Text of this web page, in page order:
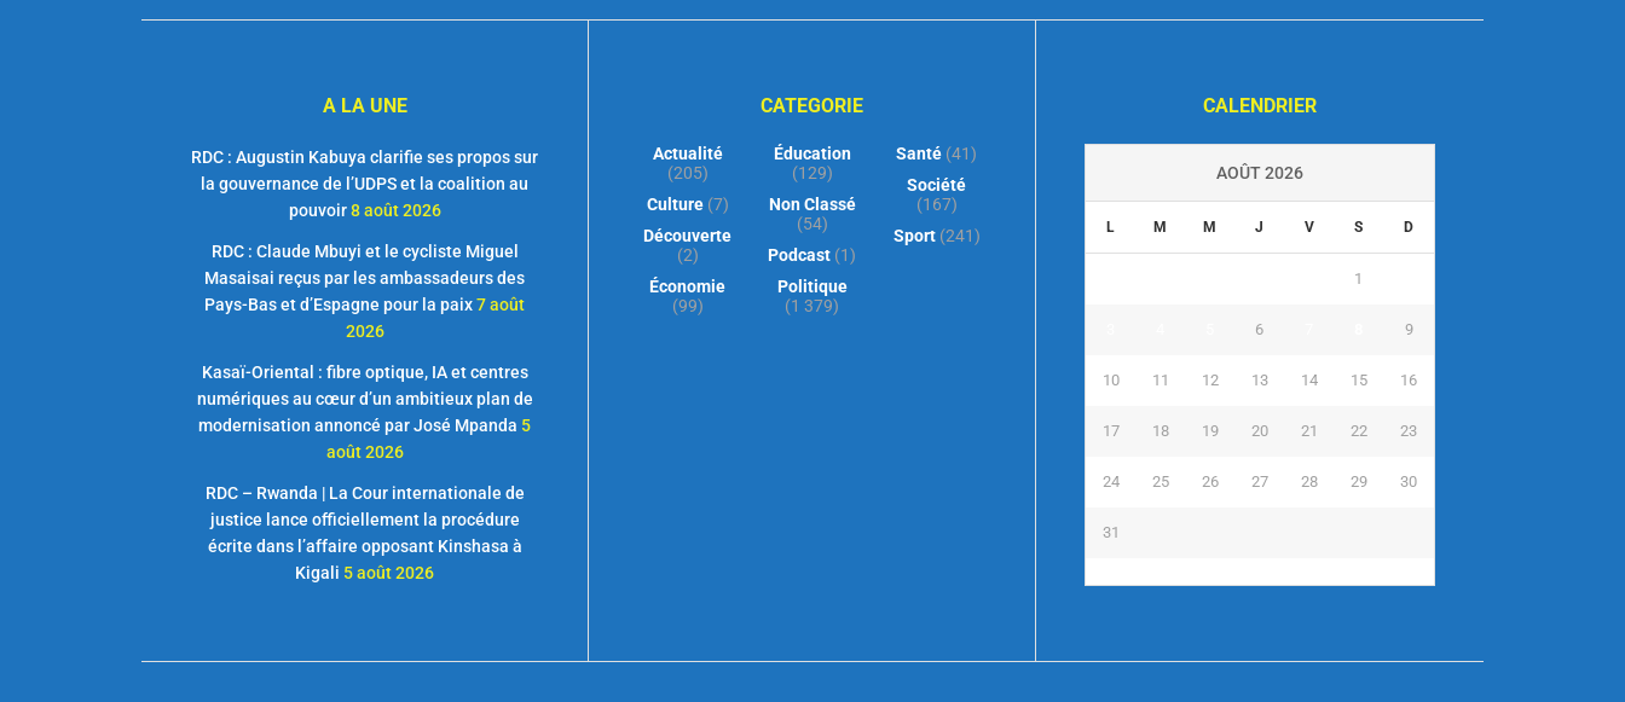
A LA UNE
RDC : Augustin Kabuya clarifie ses propos sur
la gouvernance de l’UDPS et la coalition au
pouvoir 8 août 2026
RDC : Claude Mbuyi et le cycliste Miguel
Masaisai reçus par les ambassadeurs des
Pays-Bas et d’Espagne pour la paix7 août
2026
Kasaï-Oriental : fibre optique, IA et centres
numériques au cœur d’un ambitieux plan de
modernisation annoncé par José Mpanda 5
août 2026
RDC – Rwanda | La Cour internationale de
justice lance officiellement la procédure
écrite dans l’affaire opposant Kinshasa à
Kigali 5 août 2026
CATEGORIE
Actualité
(205)
Culture(7)
Découverte
(2)
Économie
(99)
Éducation
(129)
Non Classé
(54)
Podcast (1)
Politique
(1 379)
Santé (41)
Société
(167)
Sport(241)
CALENDRIER
AOÛT 2026
L M M J V S D
1
6 9
10 11 12 13 14 15 16
17 18 19 20 21 22 23
24 25 26 27 28 29 30
31